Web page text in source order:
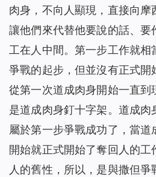
肉身，不向人顯現，直接向摩
讓他們來代替他要說的話、
工在人中間。第一步工作就相
爭戰的起步，但並沒有正式開
從第一次道成肉身開始一直
是道成肉身釘十字架。道成肉
屬於第一步爭戰成功了，當
開始就正式開始了奪回人的
人的舊性，所以，是與撒但